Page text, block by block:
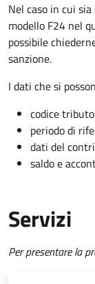
Nel caso in cui
modello F24 nel
possibile
sanzione.
I dati che si
codice tributo
periodo di
dati del
saldo e
Servizi
Per presentare la